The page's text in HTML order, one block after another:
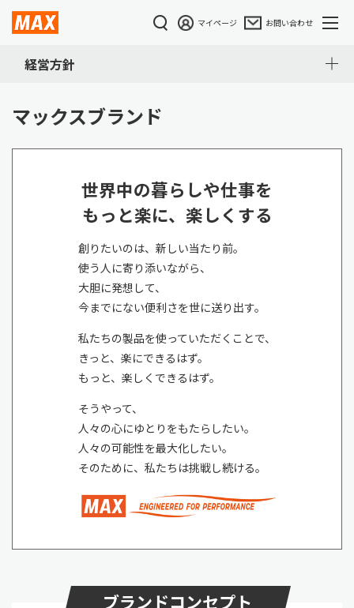
マイページ お問い合わせ
経営方針
マックスブランド
世界中の暮らしや仕事を
もっと楽に、楽しくする
創りたいのは、新しい当たり前。
使う人に寄り添いながら、
大胆に発想して、
今までにない便利さを世に送り出す。
私たちの製品を使っていただくことで、
きっと、楽にできるはず。
もっと、楽しくできるはず。
そうやって、
人々の心にゆとりをもたらしたい。
人々の可能性を最大化したい。
そのために、私たちは挑戦し続ける。
ブランドコンセプト